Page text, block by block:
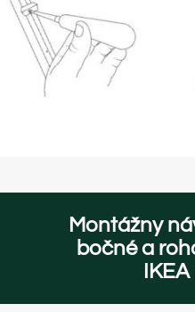
Montážny
bočné a